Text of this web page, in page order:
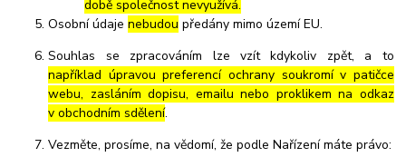
době společnost nevyužívá.
Osobní údajenebudou předány mimo území EU.
Souhlas se zpracováním lze vzít kdykoliv zpět, a to
například úpravou preferencí ochrany soukromí v patičce
webu, zasláním dopisu, emailu nebo proklikem na odkaz
v obchodním sdělení.
Vezměte, prosíme, na vědomí, že podle Nařízení máte právo: